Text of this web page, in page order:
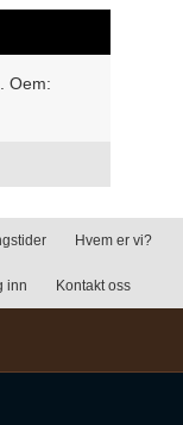
Oem:
Hvem er vi?
inn Kontakt oss